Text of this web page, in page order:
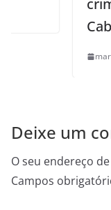
criminosa
Cabedelo
março 6, 2026
Deixe um
O seu endereço
Campos